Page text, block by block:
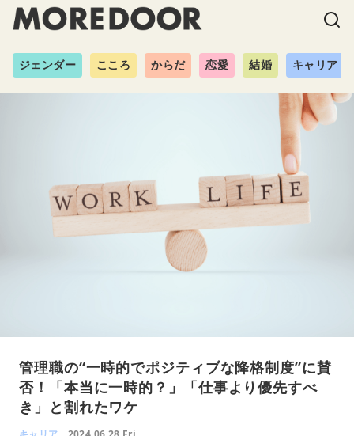
ジェンダー こころ からだ 恋愛 結婚 キャリア
管理職の“一時的でポジティブな降格制度”に賛
否！「本当に一時的？」「仕事より優先すべ
き」と割れたワケ